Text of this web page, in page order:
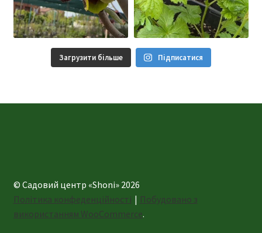
Загрузити більше Підписатися
© Садовий центр «Shoni» 2026
Політика конфеденційності
Побудовано з
використанням WooCommerce.